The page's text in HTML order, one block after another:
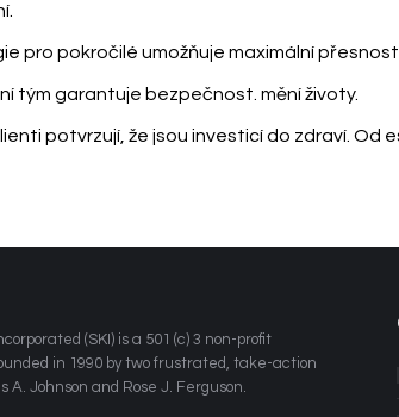
pro pokročilé umožňuje maximální
tým garantuje bezpečnost. mění životy.
potvrzují, že jsou investicí do zdraví. Od
(SKI) is a 501 (c) 3 non-profit
in 1990 by two frustrated, take-action
A. Johnson and Rose J. Ferguson.